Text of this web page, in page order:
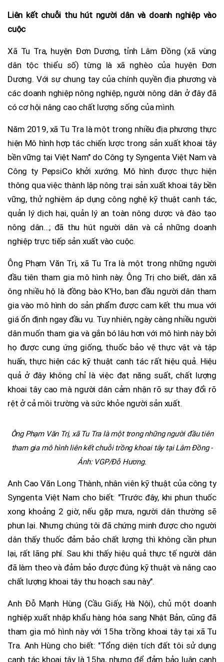
Liên kết chuỗi thu hút người dân và doanh nghiệp vào
cuộc
Xã Tu Tra, huyện Đơn Dương, tỉnh Lâm Đồng (xã vùng
dân tộc thiểu số) từng là xã nghèo của huyện Đơn
Dương. Với sự chung tay của chính quyền địa phương và
các doanh nghiệp nông nghiệp, người nông dân ở đây đã
có cơ hội nâng cao chất lượng sống của mình.
Năm 2019, xã Tu Tra là một trong nhiều địa phương thực
hiện Mô hình hợp tác chiến lược trong sản xuất khoai tây
bền vững tại Việt Nam" do Công ty Syngenta Việt Nam và
Công ty PepsiCo khởi xướng. Mô hình được thực hiện
thông qua việc thành lập nông trại sản xuất khoai tây bền
vững, thử nghiệm áp dụng công nghệ kỹ thuật canh tác,
quản lý dịch hại, quản lý an toàn nông dược và đào tạo
nông dân…; đã thu hút người dân và cả những doanh
nghiệp trực tiếp sản xuất vào cuộc.
Ông Phạm Văn Trị, xã Tu Tra là một trong những người
đầu tiên tham gia mô hình này. Ông Trị cho biết, dân xã
ông nhiều hộ là đồng bào K'Ho, ban đầu người dân tham
gia vào mô hình do sản phẩm được cam kết thu mua với
giá ổn định ngay đầu vụ. Tuy nhiên, ngày càng nhiều người
dân muốn tham gia và gắn bó lâu hơn với mô hình này bởi
họ được cung ứng giống, thuốc bảo vệ thực vật và tập
huấn, thực hiện các kỹ thuật canh tác rất hiệu quả. Hiệu
quả ở đây không chỉ là việc đạt năng suất, chất lượng
khoai tây cao mà người dân cảm nhận rõ sự thay đổi rõ
rệt ở cả môi trường và sức khỏe người sản xuất.
Ông Phạm Văn Trị, xã Tu Tra là một trong những người đầu tiên
tham gia mô hình liên kết chuỗi trồng khoai tây tại Lâm Đồng -
Ảnh: VGP/Đỗ Hương.
Anh Cao Văn Long Thành, nhân viên kỹ thuật của công ty
Syngenta Việt Nam cho biết: "Trước đây, khi phun thuốc
xong khoảng 2 giờ, nếu gặp mưa, người dân thường sẽ
phun lại. Nhưng chúng tôi đã chứng minh được cho người
dân thấy thuốc đảm bảo chất lượng thì không cần phun
lại, rất lãng phí. Sau khi thấy hiệu quả thực tế người dân
đã làm theo và đảm bảo được đúng kỹ thuật và nâng cao
chất lượng khoai tây thu hoạch sau này".
Anh Đỗ Mạnh Hùng (Cầu Giấy, Hà Nội), chủ một doanh
nghiệp xuất nhập khẩu hàng hóa sang Nhật Bản, cũng đã
tham gia mô hình này với 15ha trồng khoai tây tại xã Tu
Tra. Anh Hùng cho biết: "Tổng diện tích đất tôi sử dụng
canh tác khoai tây là 15ha, nhưng để đảm bảo luân canh